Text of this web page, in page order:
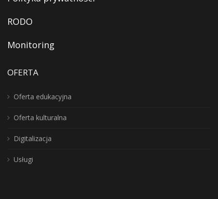
RODO
Monitoring
OFERTA
Oferta edukacyjna
Oferta kulturalna
Digitalizacja
Usługi